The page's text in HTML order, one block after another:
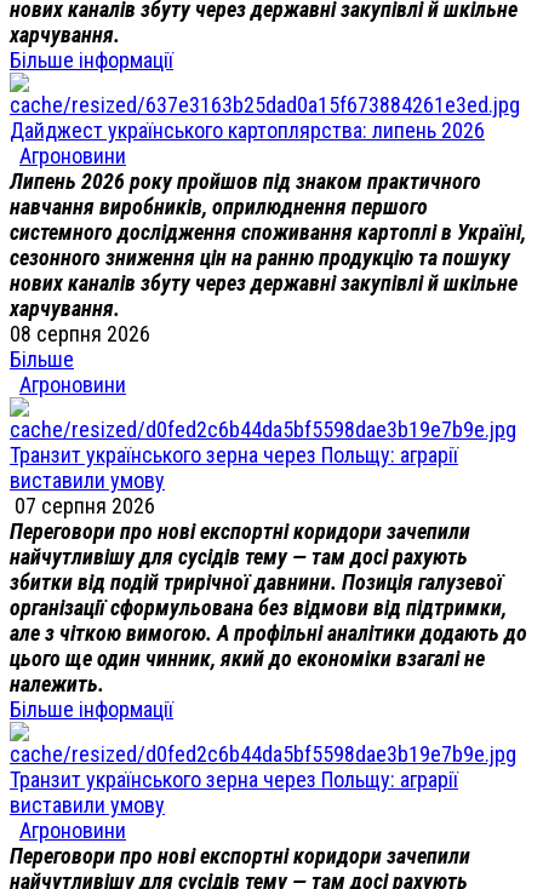
нових каналів збуту через державні закупівлі й шкільне
харчування.
Більше інформації
Дайджест українського картоплярства: липень 2026
Агроновини
Липень 2026 року пройшов під знаком практичного
навчання виробників, оприлюднення першого
системного дослідження споживання картоплі в Україні,
сезонного зниження цін на ранню продукцію та пошуку
нових каналів збуту через державні закупівлі й шкільне
харчування.
08 серпня 2026
Більше
Агроновини
Транзит українського зерна через Польщу: аграрії
виставили умову
07 серпня 2026
Переговори про нові експортні коридори зачепили
найчутливішу для сусідів тему — там досі рахують
збитки від подій трирічної давнини. Позиція галузевої
організації сформульована без відмови від підтримки,
але з чіткою вимогою. А профільні аналітики додають до
цього ще один чинник, який до економіки взагалі не
належить.
Більше інформації
Транзит українського зерна через Польщу: аграрії
виставили умову
Агроновини
Переговори про нові експортні коридори зачепили
найчутливішу для сусідів тему — там досі рахують